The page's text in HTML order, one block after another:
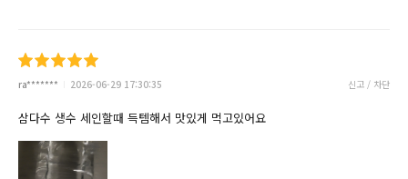
ra******* 2026-06-29 17:30:35 신고 / 차단
삼다수 생수 세인할때 득템해서 맛있게 먹고있어요